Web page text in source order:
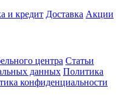
и кредит Доставка Акции
центра Статьи
данных Политика
конфиденциальности